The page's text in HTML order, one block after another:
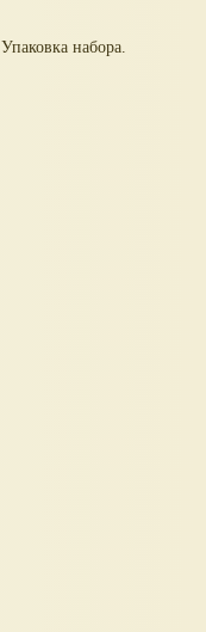
Упаковка набора.